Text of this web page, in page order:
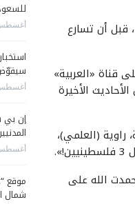
الأقصى»، قبل أن تسارع
قناة «العربية»
الأخيرة
(العلمي)،
الله على
أغسطس 6,
أغسطس 6,
إن بي
أغسطس 6,
موقع
شمال